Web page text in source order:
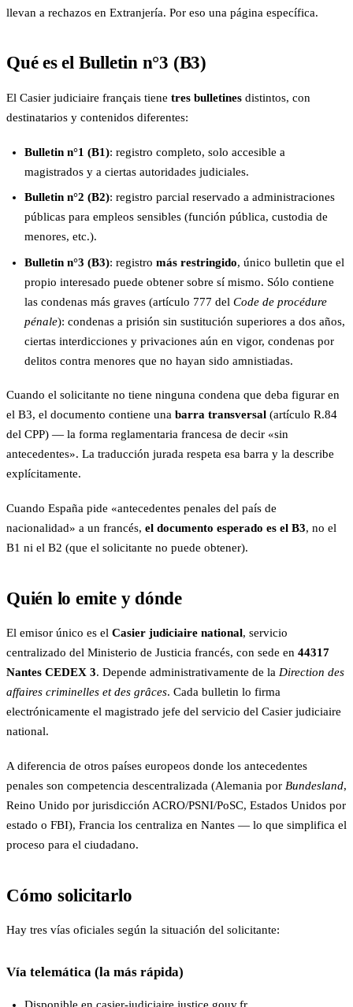
llevan a rechazos en Extranjería. Por eso una página específica.
Qué es el Bulletin n°3 (B3)
El Casier judiciaire français tiene tres bulletines distintos, con
destinatarios y contenidos diferentes:
Bulletin n°1 (B1): registro completo, solo accesible a
magistrados y a ciertas autoridades judiciales.
Bulletin n°2 (B2): registro parcial reservado a administraciones
públicas para empleos sensibles (función pública, custodia de
menores, etc.).
Bulletin n°3 (B3): registro más restringido, único bulletin que el
propio interesado puede obtener sobre sí mismo. Sólo contiene
las condenas más graves (artículo 777 del Code de procédure
pénale): condenas a prisión sin sustitución superiores a dos años,
ciertas interdicciones y privaciones aún en vigor, condenas por
delitos contra menores que no hayan sido amnistiadas.
Cuando el solicitante no tiene ninguna condena que deba figurar en
el B3, el documento contiene una barra transversal (artículo R.84
del CPP) — la forma reglamentaria francesa de decir «sin
antecedentes». La traducción jurada respeta esa barra y la describe
explícitamente.
Cuando España pide «antecedentes penales del país de
nacionalidad» a un francés, el documento esperado es el B3, no el
B1 ni el B2 (que el solicitante no puede obtener).
Quién lo emite y dónde
El emisor único es el Casier judiciaire national, servicio
centralizado del Ministerio de Justicia francés, con sede en 44317
Nantes CEDEX 3. Depende administrativamente de la Direction des
affaires criminelles et des grâces. Cada bulletin lo firma
electrónicamente el magistrado jefe del servicio del Casier judiciaire
national.
A diferencia de otros países europeos donde los antecedentes
penales son competencia descentralizada (Alemania por Bundesland,
Reino Unido por jurisdicción ACRO/PSNI/PoSC, Estados Unidos por
estado o FBI), Francia los centraliza en Nantes — lo que simplifica el
proceso para el ciudadano.
Cómo solicitarlo
Hay tres vías oficiales según la situación del solicitante:
Vía telemática (la más rápida)